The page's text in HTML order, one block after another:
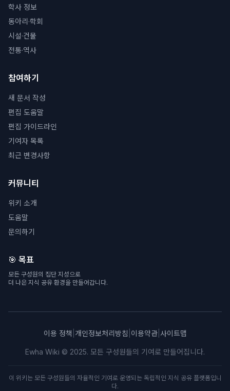
학사 정보
동아리·학회
시설·건물
전통·역사
참여하기
새 문서 작성
편집 도움말
편집 가이드라인
기여자 목록
최근 변경사항
커뮤니티
위키 소개
도움말
문의하기
🎯 목표
모든 구성원의 집단 지성으로
더 나은 지식 공유 환경을 만들어갑니다.
이용 정책 개인정보처리방침 이용약관| 사이트맵
Ewha Wiki © 2025. 모든 구성원들의 기여로 만들어집니다.
이 위키는 모든 구성원들의 자율적인 기여로 운영되는 독립적인 지식 공유 플랫폼입니
다.